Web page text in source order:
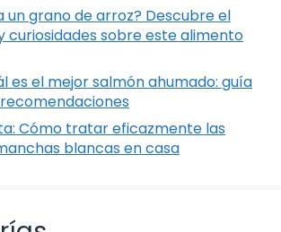
un grano de arroz? Descubre el
curiosidades sobre este alimento
es el mejor salmón ahumado: guía
Cómo tratar eficazmente las
blancas en casa